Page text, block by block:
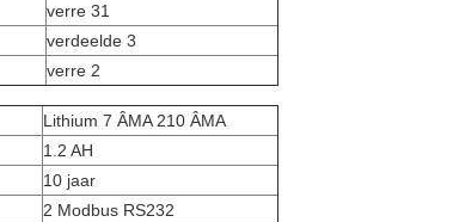
verre 31
verdeelde 3
verre 2
Lithium 7 ÂΜA 210 ÂΜA
1.2 AH
10 jaar
2 Modbus RS232